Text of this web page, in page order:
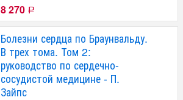
8 270 Р
Болезни сердца по Браунвальду.
В трех тома. Том 2:
руководство по сердечно-
сосудистой медицине - П.
Зайпс